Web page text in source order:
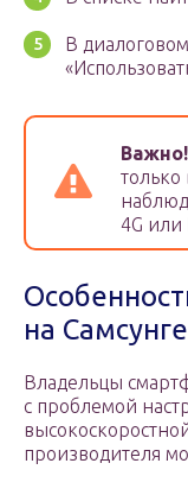
В
Важно!
только
4G или
на Самсунге
Владельцы
с проблемой
производителя